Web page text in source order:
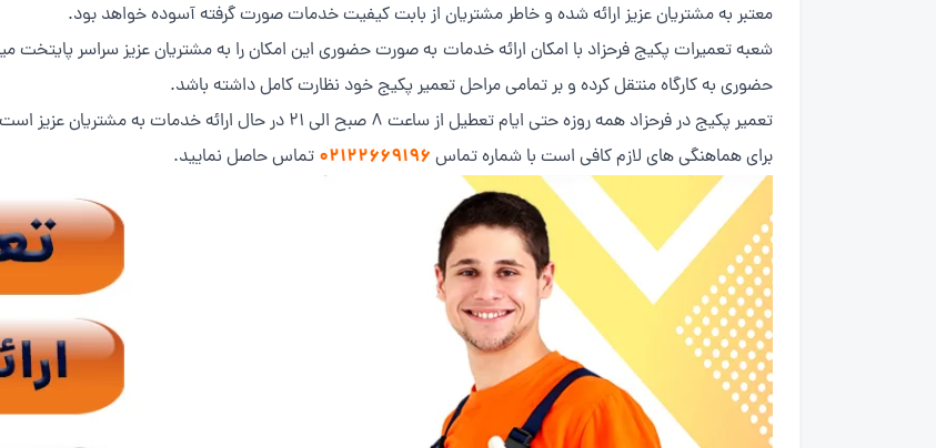
معتبر به مشتریان عزیز ارائه شده و خاطر مشتریان از بابت کیفیت خدمات صورت گرفته آسوده خواهد بود.
شعبه تعمیرات پکیج فرحزاد با امکان ارائه خدمات به صورت حضوری این امکان را به مشتریان عزیز سراسر
حضوری به کارگاه منتقل کرده و بر تمامی مراحل تعمیر پکیج خود نظارت کامل داشته باشد.
تعمیر پکیج در فرحزاد همه روزه حتی ایام تعطیل از ساعت 8 صبح الی 21 در حال ارائه خدمات به مشتریان عزیز است.
برای هماهنگی های لازم کافی است با شماره تماس 02122669196 تماس حاصل نمایید.